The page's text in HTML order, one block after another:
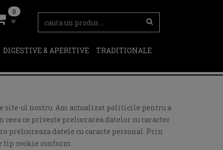
0
DIGESTIVE & APERITIVE
TRADITIONALE
site-ul nostru. Am actualizat politicile pentru a
ce privește prelucrarea datelor cu caracter
prelucreaza datele cu caracte personal. Prin
tip cookie conform